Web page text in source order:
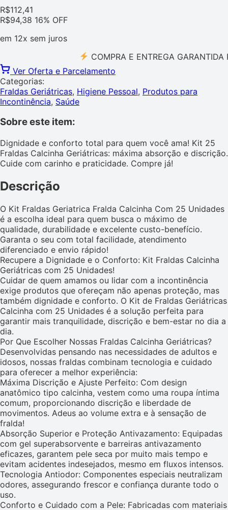
R$112,41
R$94,38 16% OFF
em 12x sem juros
COMPRA E ENTREGA GARANTIDA
Ver Oferta e Parcelamento
Categorias:
Fraldas Geriátricas, Higiene Pessoal, Produtos para
Incontinência, Saúde
Sobre este item:
Dignidade e conforto total para quem você ama! Kit 25
Fraldas Calcinha Geriátricas: máxima absorção e discrição.
Cuide com carinho e praticidade. Compre já!
Descrição
O Kit Fraldas Geriatrica Fralda Calcinha Com 25 Unidades
é a escolha ideal para quem busca o máximo de
qualidade, durabilidade e excelente custo-benefício.
Garanta o seu com total facilidade, atendimento
diferenciado e envio rápido!
Recupere a Dignidade e o Conforto: Kit Fraldas Calcinha
Geriátricas com 25 Unidades!
Cuidar de quem amamos ou lidar com a incontinência
exige produtos que ofereçam não apenas proteção, mas
também dignidade e conforto. O Kit de Fraldas Geriátricas
Calcinha com 25 Unidades é a solução perfeita para
garantir mais tranquilidade, discrição e bem-estar no dia a
dia.
Por Que Escolher Nossas Fraldas Calcinha Geriátricas?
Desenvolvidas pensando nas necessidades de adultos e
idosos, nossas fraldas combinam tecnologia e cuidado
para oferecer a melhor experiência:
Máxima Discrição e Ajuste Perfeito: Com design
anatômico tipo calcinha, vestem como uma roupa íntima
comum, proporcionando discrição e liberdade de
movimentos. Adeus ao volume extra e à sensação de
fralda!
Absorção Superior e Proteção Antivazamento: Equipadas
com gel superabsorvente e barreiras antivazamento
eficazes, garantem pele seca por muito mais tempo e
evitam acidentes indesejados, mesmo em fluxos intensos.
Tecnologia Antiodor: Componentes especiais neutralizam
odores, assegurando frescor e confiança durante todo o
uso.
Conforto e Cuidado com a Pele: Fabricadas com materiais